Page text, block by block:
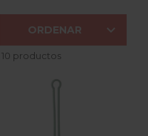
ORDENAR 
10 productos